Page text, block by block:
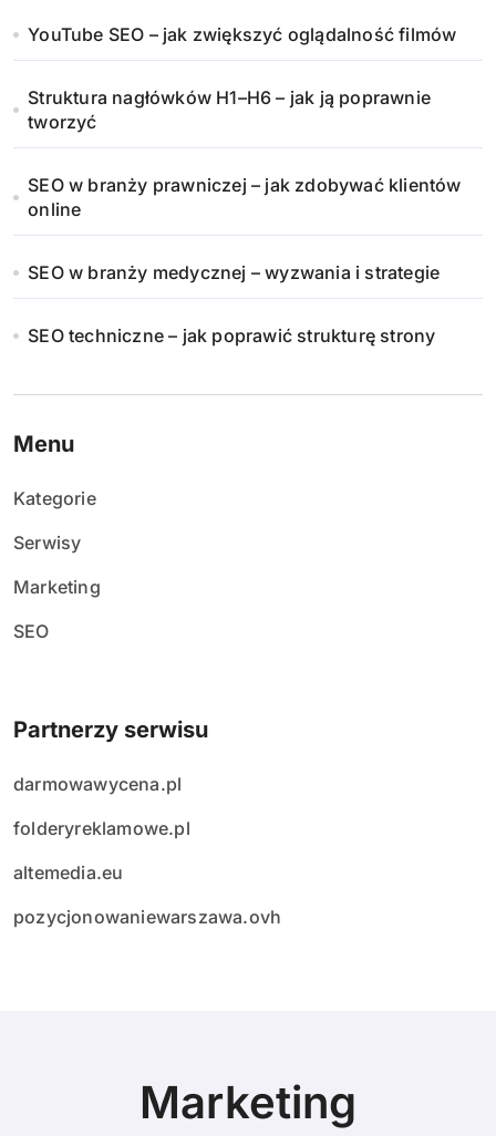
YouTube SEO – jak zwiększyć oglądalność filmów
Struktura nagłówków H1–H6 – jak ją poprawnie
tworzyć
SEO w branży prawniczej – jak zdobywać klientów
online
SEO w branży medycznej – wyzwania i strategie
SEO techniczne – jak poprawić strukturę strony
Menu
Kategorie
Serwisy
Marketing
SEO
Partnerzy serwisu
darmowawycena.pl
folderyreklamowe.pl
altemedia.eu
pozycjonowaniewarszawa.ovh
Marketing